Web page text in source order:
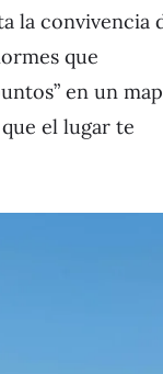
la convivencia
que
en un
el lugar te